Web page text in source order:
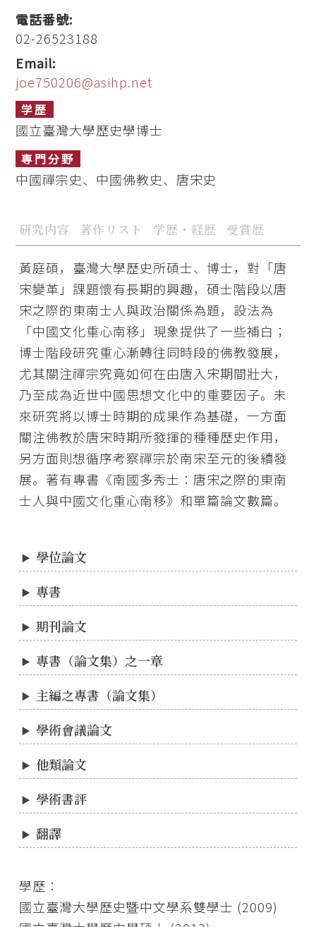
電話番號:
02-26523188
Email:
joe750206@asihp.net
学歴
國立臺灣大學歷史學博士
専門分野
中國禪宗史、中國佛教史、唐宋史
研究内容 著作リスト 学歴・経歴 受賞歴
黃庭碩，臺灣大學歷史所碩士、博士，對「唐
宋變革」課題懷有長期的興趣，碩士階段以唐
宋之際的東南士人與政治關係為題，設法為
「中國文化重心南移」現象提供了一些補白；
博士階段研究重心漸轉往同時段的佛教發展，
尤其關注禪宗究竟如何在由唐入宋期間壯大，
乃至成為近世中國思想文化中的重要因子。未
來研究將以博士時期的成果作為基礎，一方面
關注佛教於唐宋時期所發揮的種種歷史作用，
另方面則想循序考察禪宗於南宋至元的後續發
展。著有專書《南國多秀士：唐宋之際的東南
士人與中國文化重心南移》和單篇論文數篇。
學位論文
專書
期刊論文
專書（論文集）之一章
主編之專書（論文集）
學術會議論文
他類論文
學術書評
翻譯
學歷：
國立臺灣大學歷史暨中文學系雙學士 (2009)